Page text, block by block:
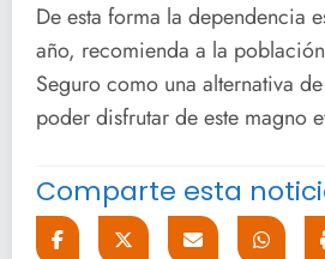
De esta forma la dependencia
año, recomienda a la
Seguro como una alternativa
poder disfrutar de este magno
Comparte esta